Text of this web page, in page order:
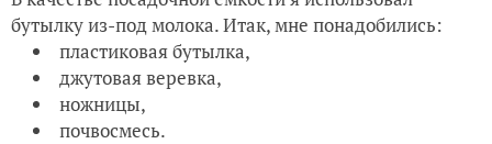
бутылку из-под молока. Итак, мне понадобились:
пластиковая бутылка,
джутовая веревка,
ножницы,
почвосмесь.